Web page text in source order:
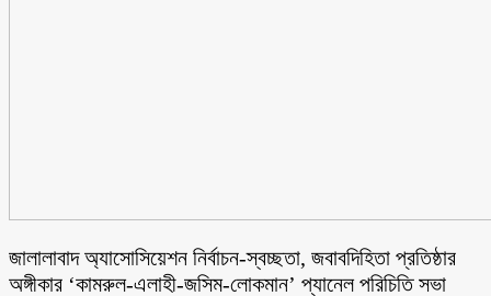
জালালাবাদ অ্যাসোসিয়েশন নির্বাচন-স্বচ্ছতা, জবাবদিহিতা প্রতিষ্ঠার
অঙ্গীকার ‘কামরুল-এলাহী-জসিম-লোকমান’ প্যানেল পরিচিতি সভা